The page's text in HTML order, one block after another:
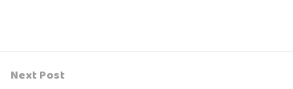
Next Post